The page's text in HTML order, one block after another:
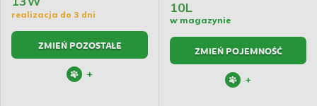
realizacja do 3 dni
ZMIEŃ POZOSTAŁE
+
10L
w magazynie
ZMIEŃ POJEMNOŚĆ
+